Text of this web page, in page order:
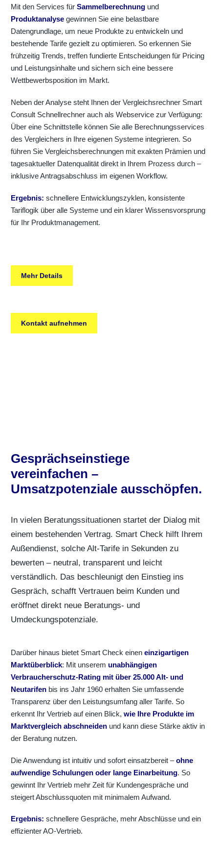
Mit den Services fürSammelberechnung und
Produktanalyse gewinnen Sie eine belastbare
Datengrundlage, um neue Produkte zu entwickeln und
bestehende Tarife gezielt zu optimieren. So erkennen Sie
frühzeitig Trends, treffen fundierte Entscheidungen für Pricing
und Leistungsinhalte und sichern sich eine bessere
Wettbewerbsposition im Markt.
Neben der Analyse steht Ihnen der Vergleichsrechner Smart
Consult Schnellrechner auch als Webservice zur Verfügung:
Über eine Schnittstelle können Sie alle Berechnungsservices
des Vergleichers in Ihre eigenen Systeme integrieren. So
führen Sie Vergleichsberechnungen mit exakten Prämien und
tagesaktueller Datenqualität direkt in Ihrem Prozess durch –
inklusive Antragsabschluss im eigenen Workflow.
Ergebnis: schnellere Entwicklungszyklen, konsistente
Tariflogik über alle Systeme und ein klarer Wissensvorsprung
für Ihr Produktmanagement.
Mehr Details
Kontakt aufnehmen
Gesprächseinstiege
vereinfachen –
Umsatzpotenziale ausschöpfen.
In vielen Beratungssituationen startet der Dialog mit
einem bestehenden Vertrag. Smart Check hilft Ihrem
Außendienst, solche Alt-Tarife in Sekunden zu
bewerten – neutral, transparent und leicht
verständlich. Das beschleunigt den Einstieg ins
Gespräch, schafft Vertrauen beim Kunden und
eröffnet direkt neue Beratungs- und
Umdeckungspotenziale.
Darüber hinaus bietet Smart Check eineneinzigartigen
Marktüberblick: Mit unserem unabhängigen
Verbraucherschutz-Rating mit über 25.000 Alt- und
Neutarifen bis ins Jahr 1960 erhalten Sie umfassende
Transparenz über den Leistungsumfang aller Tarife. So
erkennt Ihr Vertrieb auf einen Blick,wie Ihre Produkte im
Marktvergleich abschneiden und kann diese Stärke aktiv in
der Beratung nutzen.
Die Anwendung ist intuitiv und sofort einsatzbereit –ohne
aufwendige Schulungen oder lange Einarbeitung. So
gewinnt Ihr Vertrieb mehr Zeit für Kundengespräche und
steigert Abschlussquoten mit minimalem Aufwand.
Ergebnis: schnellere Gespräche, mehr Abschlüsse und ein
effizienter AO-Vertrieb.